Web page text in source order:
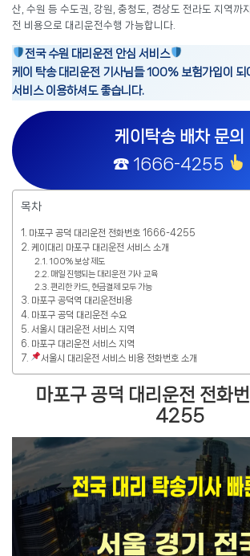
산, 수원 등 수도권, 강원, 충청도, 경상도 전라도 지역까
전 비용으로 대리운전수행 가능합니다.
전국 수원 대리운전 안심 서비스
케이 탁송 대리운전 기사님들 100% 보험가입이 되
서비스 이용하셔도 좋습니다.
케이탁송 배차 문의
☎ 1666-4255
목차
마포구 공덕 대리운전 전화번호 1666-4255
케이대리 마포구 대리운전 서비스 소개
100% 보상 제도
매일 진행되는 대리운전 기사 교육
편리한 카드, 현금결제 모두 가능
마포구 공덕역 대리운전비용
마포구 공덕 대리운전 수요
서울시 대리운전 서비스 지역
마포구 대리운전 서비스 지역
서울시 대리운전 서비스 비용 전화번호 소개
마포구 공덕 대리운전 전화
4255